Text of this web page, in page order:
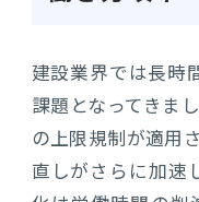
建設業界では長時
課題となってきま
の上限規制が適用
直しがさらに加速